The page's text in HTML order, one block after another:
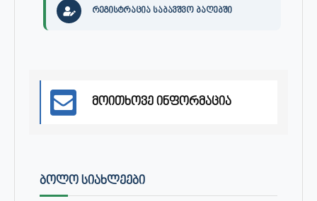
რეგისტრაცია საბავშვო ბაღებში
მოითხოვე ინფორმაცია
ᲑᲝᲚᲝ ᲡᲘᲐᲮᲚᲔᲔᲑᲘ